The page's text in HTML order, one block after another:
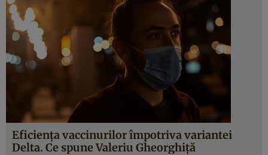
Eficienţa vaccinurilor împotriva variantei
Delta. Ce spune Valeriu Gheorghiţă